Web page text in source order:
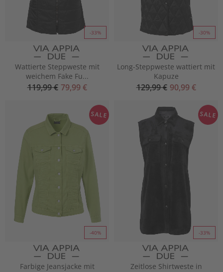
-33%
Wattierte Steppweste mit
weichem Fake Fu...
119,99 € 79,99 €
-30%
Long-Steppweste wattiert mit
Kapuze
129,99 € 90,99 €
-40%
SALE
Farbige Jeansjacke mit
-33%
SALE
Zeitlose Shirtweste in